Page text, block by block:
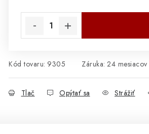
Kód tovaru: 9305 Záruka: 24 mesiacov
Tlač Opýtať sa Strážiť